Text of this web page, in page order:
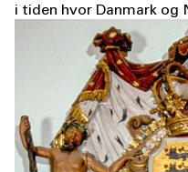
i tiden hvor Danmark og